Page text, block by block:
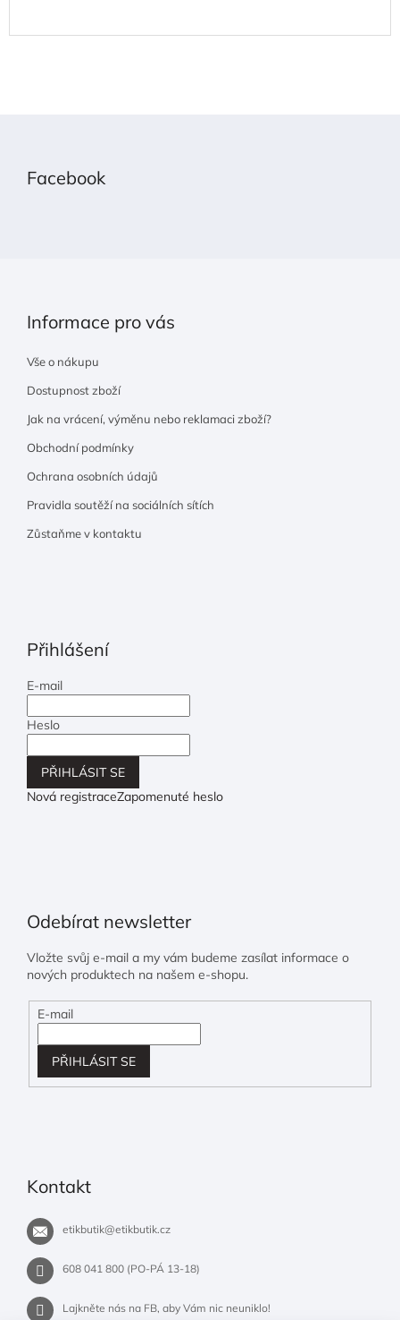
Facebook
Informace pro vás
Vše o nákupu
Dostupnost zboží
Jak na vrácení, výměnu nebo reklamaci zboží?
Obchodní podmínky
Ochrana osobních údajů
Pravidla soutěží na sociálních sítích
Zůstaňme v kontaktu
Přihlášení
E-mail
Heslo
PŘIHLÁSIT SE
Nová registraceZapomenuté heslo
Odebírat newsletter
Vložte svůj e-mail a my vám budeme zasílat informace o
nových produktech na našem e-shopu.
E-mail
PŘIHLÁSIT SE
Kontakt
etikbutik@etikbutik.cz
608 041 800 (PO-PÁ 13-18)
Lajkněte nás na FB, aby Vám nic neuniklo!